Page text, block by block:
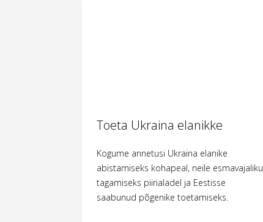
Toeta Ukraina elanikke
Kogume annetusi Ukraina elanike
abistamiseks kohapeal, neile esmavajaliku
tagamiseks piirialadel ja Eestisse
saabunud põgenike toetamiseks.